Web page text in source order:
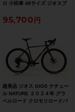
ロ 小径車 48サイズ ジオスブ
95,700
超美品 ジオス GIOS ナチュー
ル NATURE ２０２４年 グラ
ベルロード クロモリロードバ